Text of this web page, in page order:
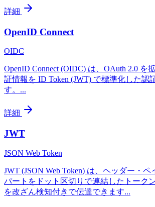
詳細
OpenID Connect
OIDC
OpenID Connect (OIDC) は、OAuth 2.0 を
証情報を ID Token (JWT) で標準化した認
す。 ...
詳細
JWT
JSON Web Token
JWT (JSON Web Token) は、ヘッダー・
パートをドット区切りで連結したトーク
を改ざん検知付きで伝達できます...